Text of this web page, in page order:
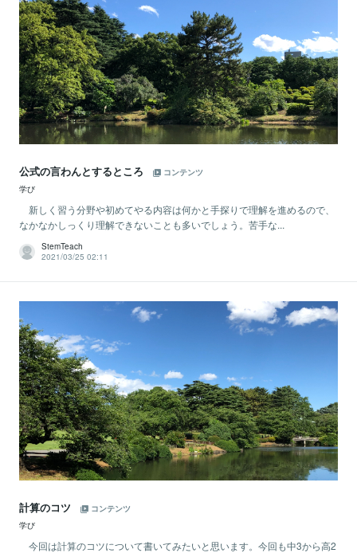
公式の言わんとするところ
コンテンツ
学び
新しく習う分野や初めてやる内容は何かと手探りで理解を進めるので、
なかなかしっくり理解できないことも多いでしょう。苦手な...
StemTeach
2021/03/25 02:11
計算のコツ
コンテンツ
学び
今回は計算のコツについて書いてみたいと思います。今回も中3から高2